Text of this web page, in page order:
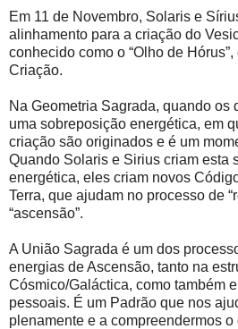
Em 11 de Novembro, Solaris e
alinhamento para a criação do
conhecido como o “Olho de
Criação.
Na Geometria Sagrada, quando os
uma sobreposição energética, em
criação são originados e é um
Quando Solaris e Sirius criam esta
energética, eles criam novos
Terra, que ajudam no processo de
“ascensão”.
A União Sagrada é um dos
energias de Ascensão, tanto na
Cósmico/Galáctica, como também
pessoais. É um Padrão que nos
plenamente e a compreendermos o